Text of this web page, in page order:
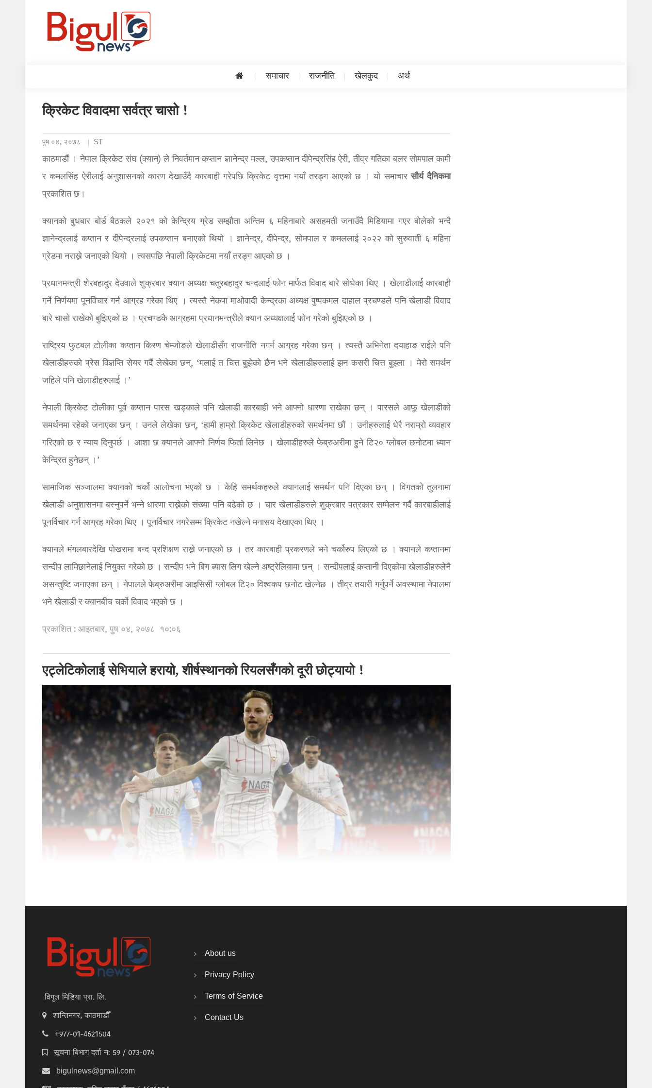
समाचार राजनीति खेलकुद अर्थ
क्रिकेट विवादमा सर्वत्र चासो !
पुष ०४, २०७८ ST
काठमाडौं । नेपाल क्रिकेट संघ (क्यान) ले निवर्तमान कप्तान ज्ञानेन्द्र मल्ल, उपकप्तान दीपेन्द्रसिंह ऐरी, तीव्र गतिका बलर सोमपाल कामी
र कमलसिंह ऐरीलाई अनुशासनको कारण देखाउँदै कारबाही गरेपछि क्रिकेट वृत्तमा नयाँ तरङ्ग आएको छ । यो समाचारसौर्य दैनिकमा
प्रकाशित छ।
क्यानको बुधबार बोर्ड बैठकले २०२१ को केन्द्रिय ग्रेड सम्झौता अन्तिम ६ महिनाबारे असहमती जनाउँदै मिडियामा गएर बोलेको भन्दै
ज्ञानेन्द्रलाई कप्तान र दीपेन्द्रलाई उपकप्तान बनाएको थियो । ज्ञानेन्द्र, दीपेन्द्र, सोमपाल र कमललाई २०२२ को सुरुवाती ६ महिना
ग्रेडमा नराख्ने जनाएको थियो । त्यसपछि नेपाली क्रिकेटमा नयाँ तरङ्ग आएको छ ।
प्रधानमन्त्री शेरबहादुर देउवाले शुक्रबार क्यान अध्यक्ष चतुरबहादुर चन्दलाई फोन मार्फत विवाद बारे सोधेका थिए । खेलाडीलाई कारबाही
गर्ने निर्णयमा पूनर्विचार गर्न आग्रह गरेका थिए । त्यस्तै नेकपा माओवादी केन्द्रका अध्यक्ष पुष्पकमल दाहाल प्रचण्डले पनि खेलाडी विवाद
बारे चासो राखेको बुझिएको छ । प्रचण्डकै आग्रहमा प्रधानमन्त्रीले क्यान अध्यक्षलाई फोन गरेको बुझिएको छ ।
राष्ट्रिय फुटबल टोलीका कप्तान किरण चेम्जोङले खेलाडीसँग राजनीति नगर्न आग्रह गरेका छन् । त्यस्तै अभिनेता दयाहाङ राईले पनि
खेलाडीहरुको प्रेस विज्ञप्ति सेयर गर्दै लेखेका छन्, ‘मलाई त चित्त बुझेको छैन भने खेलाडीहरुलाई झन कसरी चित्त बुझ्ला । मेरो समर्थन
जहिले पनि खेलाडीहरुलाई ।’
नेपाली क्रिकेट टोलीका पूर्व कप्तान पारस खड्काले पनि खेलाडी कारबाही भने आफ्नो धारणा राखेका छन् । पारसले आफू खेलाडीको
समर्थनमा रहेको जनाएका छन् । उनले लेखेका छन्, ‘हामी हाम्रो क्रिकेट खेलाडीहरुको समर्थनमा छौं । उनीहरुलाई धेरै नराम्रो व्यवहार
गरिएको छ र न्याय दिनुपर्छ । आशा छ क्यानले आफ्नो निर्णय फिर्ता लिनेछ । खेलाडीहरुले फेब्रुअरीमा हुने टि२० ग्लोबल छनोटमा ध्यान
केन्द्रित हुनेछन् ।’
सामाजिक सञ्जालमा क्यानको चर्को आलोचना भएको छ । केहि समर्थकहरुले क्यानलाई समर्थन पनि दिएका छन् । विगतको तुलनामा
खेलाडी अनुशासनमा बस्नुपर्ने भन्ने धारणा राख्नेको संख्या पनि बढेको छ । चार खेलाडीहरुले शुक्रबार पत्रकार सम्मेलन गर्दै कारबाहीलाई
पूनर्विचार गर्न आग्रह गरेका थिए । पूनर्विचार नगरेसम्म क्रिकेट नखेल्ने मनासय देखाएका थिए ।
क्यानले मंगलबारदेखि पोखरामा बन्द प्रशिक्षण राख्ने जनाएको छ । तर कारबाही प्रकरणले भने चर्कोरुप लिएको छ । क्यानले कप्तानमा
सन्दीप लामिछानेलाई नियुक्त गरेको छ । सन्दीप भने बिग ब्यास लिग खेल्ने अष्ट्रेलियामा छन् । सन्दीपलाई कप्तानी दिएकोमा खेलाडीहरुलेनै
असन्तुष्टि जनाएका छन् । नेपालले फेब्रुअरीमा आइसिसी ग्लोबल टि२० विश्वकप छनोट खेल्नेछ । तीव्र तयारी गर्नुपर्ने अवस्थामा नेपालमा
भने खेलाडी र क्यानबीच चर्को विवाद भएको छ ।
प्रकाशित : आइतबार, पुष ०४, २०७८ १०:०६
एट्लेटिकोलाई सेभियाले हरायो, शीर्षस्थानको रियलसँगको दूरी छोट्यायो !
विगुल मिडिया प्रा. लि.
शान्तिनगर, काठमाडौँ
+977-01-4621504
सूचना बिभाग दर्ता न: 59 / 073-074
bigulnews@gmail.com
About us
Privacy Policy
Terms of Service
Contact Us